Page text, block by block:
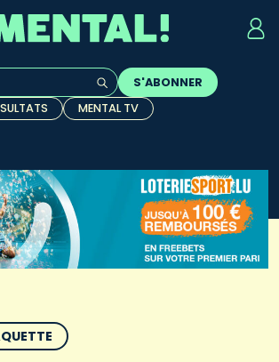
de l'auto-complétion sont
S'ABONNER
MENTAL TV